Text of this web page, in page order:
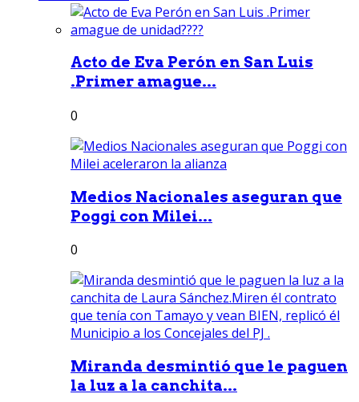
Acto de Eva Perón en San Luis
.Primer amague...
0
Medios Nacionales aseguran que
Poggi con Milei...
0
Miranda desmintió que le paguen
la luz a la canchita...